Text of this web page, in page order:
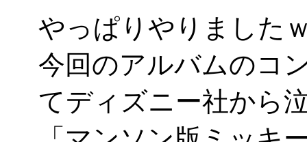
やっぱりやりました
今回のアルバムのコ
てディズニー社から